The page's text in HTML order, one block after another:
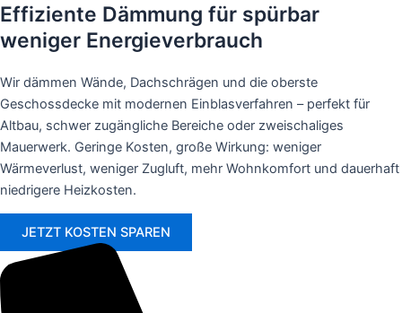
Effiziente Dämmung für spürbar
weniger Energieverbrauch
Wir dämmen Wände, Dachschrägen und die oberste
Geschossdecke mit modernen Einblasverfahren – perfekt für
Altbau, schwer zugängliche Bereiche oder zweischaliges
Mauerwerk. Geringe Kosten, große Wirkung: weniger
Wärmeverlust, weniger Zugluft, mehr Wohnkomfort und dauerhaft
niedrigere Heizkosten.
JETZT KOSTEN SPAREN